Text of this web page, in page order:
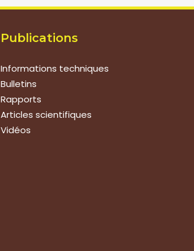
Publications
Informations techniques
Bulletins
Rapports
Articles scientifiques
Vidéos